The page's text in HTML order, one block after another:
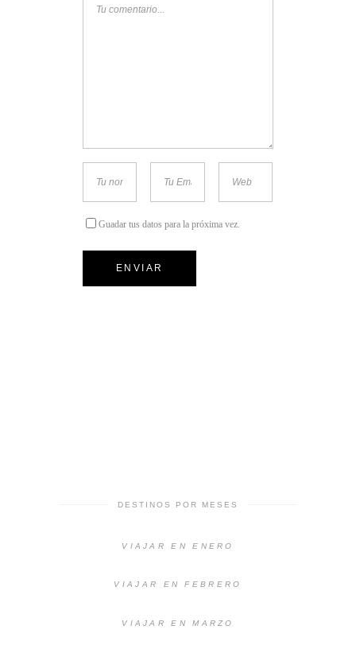
Guadar tus datos para la próxima vez.
DESTINOS POR MESES
VIAJAR EN ENERO
VIAJAR EN FEBRERO
VIAJAR EN MARZO